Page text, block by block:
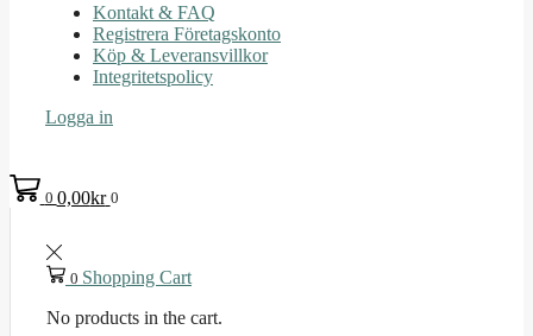
Kontakt & FAQ
Registrera Företagskonto
Köp & Leveransvillkor
Integritetspolicy
Logga in
0 0,00kr 0
0 Shopping Cart
No products in the cart.